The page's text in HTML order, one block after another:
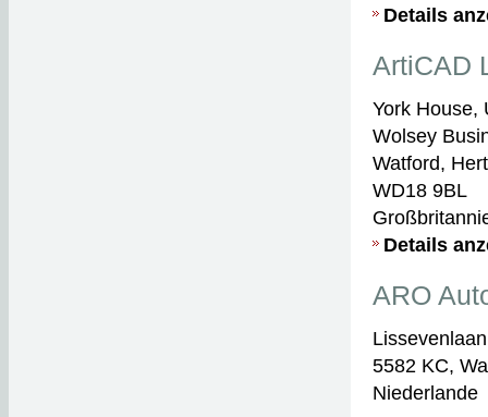
Details
ArtiCAD
York House,
Wolsey
Watford,
WD18 9BL
Details
ARO
5582 KC,
Niederlande